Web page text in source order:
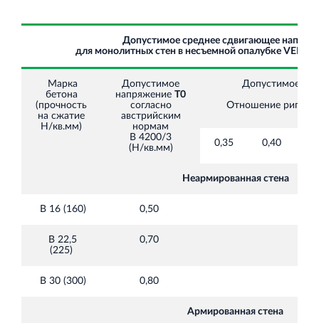
Допустимое среднее сдвигающее
для монолитных стен в несъемной опалубке VELOX
Марка
бетона
(прочность
на сжатие
Н/кв.мм)
Допустимое
напряжение Т0
согласно
австрийским
нормам
В 4200/3
(Н/кв.мм)
Допустимое
Отношение ригель/
0,35 0,40
Неармированная стена
В 16 (160) 0,50
В 22,5
(225)
0,70
В 30 (300) 0,80
Армированная стена